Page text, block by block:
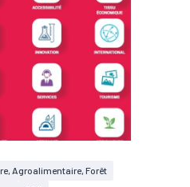
Agroalimentaire, Forêt